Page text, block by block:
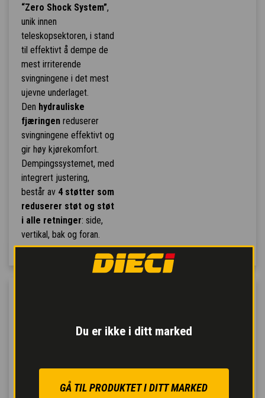
Du er ikke i ditt marked
GÅ TIL PRODUKTET I DITT MARKED
“Zero Shock System”,
unik innen
teleskopsektoren, i stand
til effektivt å dempe de
mest irriterende
svingningene i det mest
ujevne underlaget.
Den hydrauliske
fjæringenreduserer
svingningene effektivt og
gir høy kjørekomfort.
Dempingssystemet, med
integrert justering,
består av 4 støtter som
reduserer støt og støt
i alle retninger: side,
vertikal, bak og foran.